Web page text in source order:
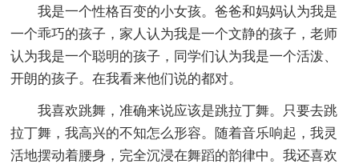
我是一个性格百变的小女孩。爸爸和妈妈认为我是
一个乖巧的孩子，家人认为我是一个文静的孩子，老师
认为我是一个聪明的孩子，同学们认为我是一个活泼、
开朗的孩子。在我看来他们说的都对。
我喜欢跳舞，准确来说应该是跳拉丁舞。只要去跳
拉丁舞，我高兴的不知怎么形容。随着音乐响起，我灵
活地摆动着腰身，完全沉浸在舞蹈的韵律中。我还喜欢